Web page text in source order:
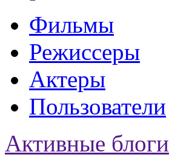
Фильмы
Режиссеры
Актеры
Пользователи
Активные блоги